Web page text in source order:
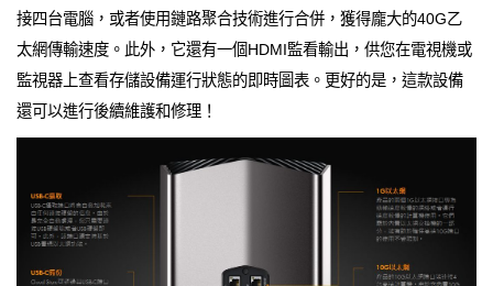
接四台電腦，或者使用鏈路聚合技術進行合併，獲得龐大的40G乙
太網傳輸速度。此外，它還有一個HDMI監看輸出，供您在電視機或
監視器上查看存儲設備運行狀態的即時圖表。更好的是，這款設備
還可以進行後續維護和修理！